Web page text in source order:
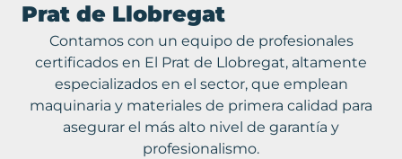
Prat de Llobregat
Contamos con un equipo de profesionales
certificados en El Prat de Llobregat, altamente
especializados en el sector, que emplean
maquinaria y materiales de primera calidad para
asegurar el más alto nivel de garantía y
profesionalismo.